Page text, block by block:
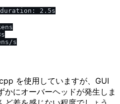
2.5s
s
を使用していますが、GUI
かにオーバーヘッドが発生しま